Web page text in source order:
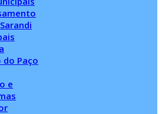
do Paço
e